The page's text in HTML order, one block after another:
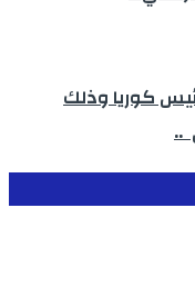
كوريا وذلك
..